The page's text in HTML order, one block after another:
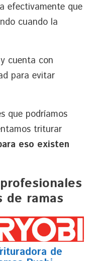
efectivamente que
cuando la
y cuenta con
para evitar
que podríamos
triturar
eso existen
ramas
de